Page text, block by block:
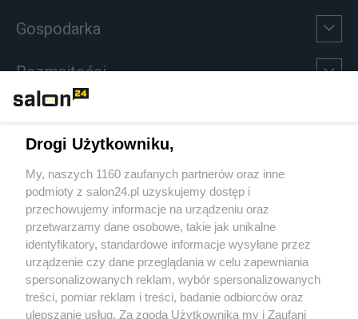
Gospodarka
Rozmaitości
Sport
Społeczeństwo
Kultura
Drogi Użytkowniku,
My, naszych 1160 zaufanych partnerów oraz inne
podmioty z salon24.pl uzyskujemy dostęp i
przechowujemy informacje na urządzeniu oraz
przetwarzamy dane osobowe, takie jak unikalne
identyfikatory, standardowe informacje wysyłane przez
urządzenie czy dane przeglądania w celu zapewniania
spersonalizowanych reklam, wybór spersonalizowanych
treści, pomiar reklam i treści, badanie odbiorców oraz
ulepszanie usług. Za zgodą Użytkownika my i Zaufani